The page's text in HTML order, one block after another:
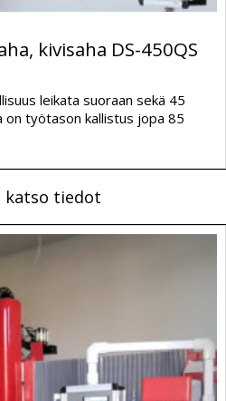
kivisaha DS-450QS
leikata suoraan sekä 45
on työtason kallistus jopa 85
katso tiedot